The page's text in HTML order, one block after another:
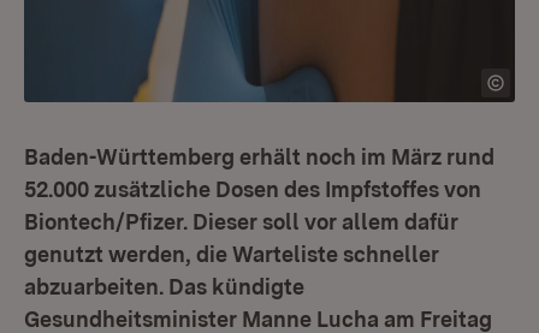
Baden-Württemberg erhält noch im März rund
52.000 zusätzliche Dosen des Impfstoffes von
Biontech/Pfizer. Dieser soll vor allem dafür
genutzt werden, die Warteliste schneller
abzuarbeiten. Das kündigte
Gesundheitsminister Manne Lucha am Freitag